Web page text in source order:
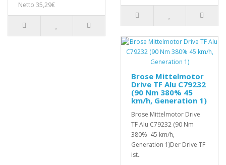
Netto 35,29€
Brose Mittelmotor
Drive TF Alu C79232
(90 Nm 380% 45
km/h, Generation 1)
Brose Mittelmotor Drive
TF Alu C79232 (90 Nm
380% 45 km/h,
Generation 1)Der Drive TF
ist..